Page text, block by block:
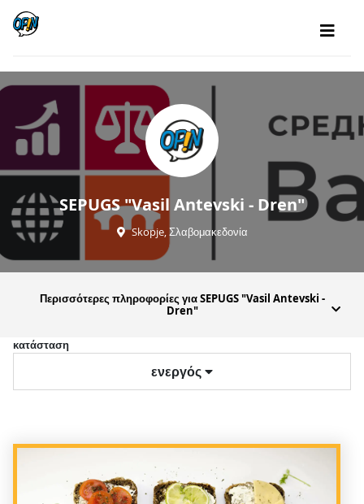
SEPUGS "Vasil Antevski - Dren"
Skopje, Σλαβομακεδονία
Περισσότερες πληροφορίες για SEPUGS "Vasil Antevski -
Dren"
κατάσταση
ενεργός